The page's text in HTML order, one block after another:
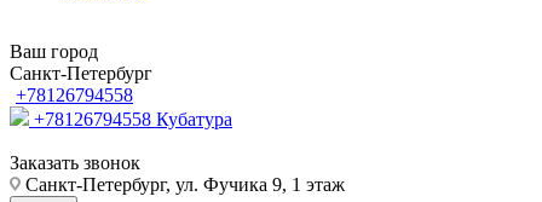
Ваш город
Санкт-Петербург
+78126794558
+78126794558 Кубатура
Заказать звонок
Санкт-Петербург, ул. Фучика 9, 1 этаж